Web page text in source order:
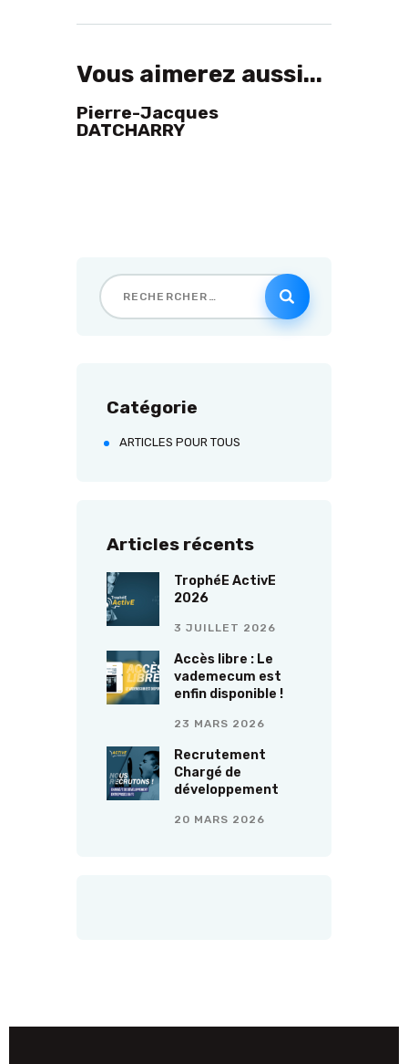
Vous aimerez aussi...
Pierre-Jacques
DATCHARRY
Catégorie
ARTICLES POUR TOUS
Articles récents
TrophéE ActivE
2026
3 JUILLET 2026
Accès libre : Le
vademecum est
enfin disponible !
23 MARS 2026
Recrutement
Chargé de
développement
20 MARS 2026